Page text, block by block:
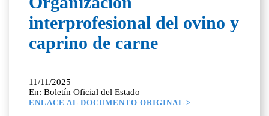
interprofesional del ovino y
caprino de carne
11/11/2025
En: Boletín Oficial del Estado
ENLACE AL DOCUMENTO ORIGINAL >